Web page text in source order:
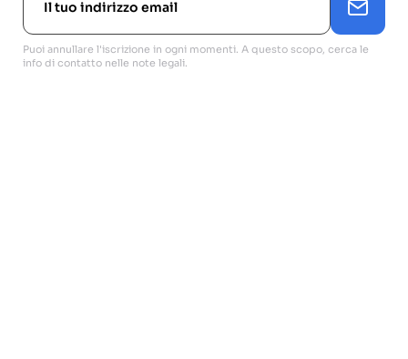
Puoi annullare l'iscrizione in ogni momenti. A questo scopo, cerca le
info di contatto nelle note legali.